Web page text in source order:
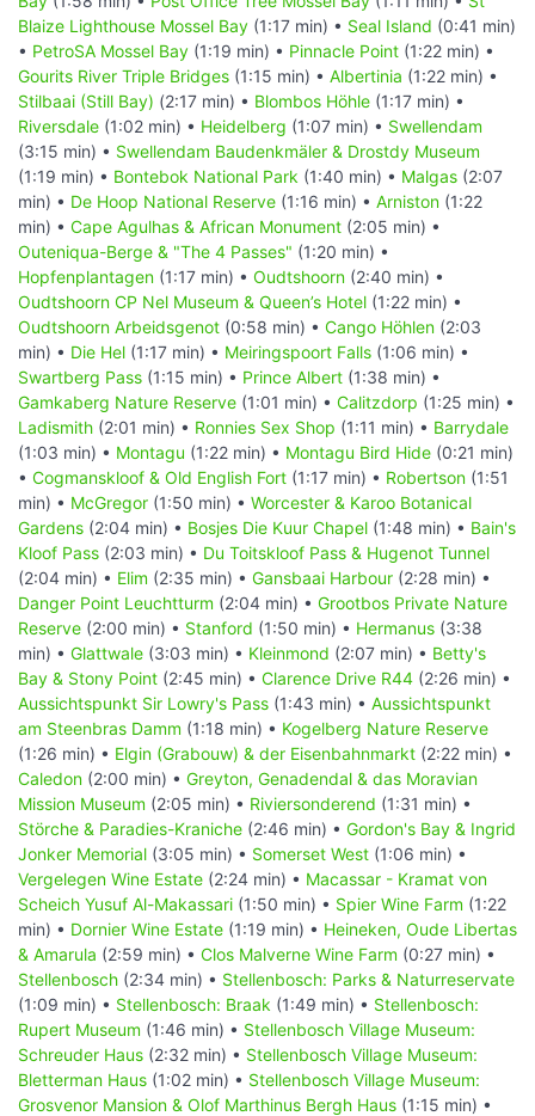
Blaize Lighthouse Mossel Bay (1:17 min) • Seal Island (0:41 min)
• PetroSA Mossel Bay (1:19 min) • Pinnacle Point (1:22 min) •
Gourits River Triple Bridges (1:15 min) • Albertinia (1:22 min) •
Stilbaai (Still Bay) (2:17 min) • Blombos Höhle (1:17 min) •
Riversdale (1:02 min) • Heidelberg (1:07 min) • Swellendam
(3:15 min) • Swellendam Baudenkmäler & Drostdy Museum
(1:19 min) • Bontebok National Park (1:40 min) • Malgas (2:07
min) • De Hoop National Reserve (1:16 min) • Arniston (1:22
min) • Cape Agulhas & African Monument (2:05 min) •
Outeniqua-Berge & "The 4 Passes" (1:20 min) •
Hopfenplantagen (1:17 min) • Oudtshoorn (2:40 min) •
Oudtshoorn CP Nel Museum & Queen’s Hotel (1:22 min) •
Oudtshoorn Arbeidsgenot (0:58 min) • Cango Höhlen (2:03
min) • Die Hel (1:17 min) • Meiringspoort Falls (1:06 min) •
Swartberg Pass (1:15 min) • Prince Albert (1:38 min) •
Gamkaberg Nature Reserve (1:01 min) • Calitzdorp (1:25 min) •
Ladismith (2:01 min) • Ronnies Sex Shop (1:11 min) • Barrydale
(1:03 min) • Montagu (1:22 min) • Montagu Bird Hide (0:21 min)
• Cogmanskloof & Old English Fort (1:17 min) • Robertson (1:51
min) • McGregor (1:50 min) • Worcester & Karoo Botanical
Gardens (2:04 min) • Bosjes Die Kuur Chapel (1:48 min) • Bain's
Kloof Pass (2:03 min) • Du Toitskloof Pass & Hugenot Tunnel
(2:04 min) • Elim (2:35 min) • Gansbaai Harbour (2:28 min) •
Danger Point Leuchtturm (2:04 min) • Grootbos Private Nature
Reserve (2:00 min) • Stanford (1:50 min) • Hermanus (3:38
min) • Glattwale (3:03 min) • Kleinmond (2:07 min) • Betty's
Bay & Stony Point (2:45 min) • Clarence Drive R44 (2:26 min) •
Aussichtspunkt Sir Lowry's Pass (1:43 min) • Aussichtspunkt
am Steenbras Damm (1:18 min) • Kogelberg Nature Reserve
(1:26 min) • Elgin (Grabouw) & der Eisenbahnmarkt (2:22 min) •
Caledon (2:00 min) • Greyton, Genadendal & das Moravian
Mission Museum (2:05 min) • Riviersonderend (1:31 min) •
Störche & Paradies-Kraniche (2:46 min) • Gordon's Bay & Ingrid
Jonker Memorial (3:05 min) • Somerset West (1:06 min) •
Vergelegen Wine Estate (2:24 min) • Macassar - Kramat von
Scheich Yusuf Al-Makassari (1:50 min) • Spier Wine Farm (1:22
min) • Dornier Wine Estate (1:19 min) • Heineken, Oude Libertas
& Amarula (2:59 min) • Clos Malverne Wine Farm (0:27 min) •
Stellenbosch (2:34 min) • Stellenbosch: Parks & Naturreservate
(1:09 min) • Stellenbosch: Braak (1:49 min) • Stellenbosch:
Rupert Museum (1:46 min) • Stellenbosch Village Museum:
Schreuder Haus (2:32 min) • Stellenbosch Village Museum:
Bletterman Haus (1:02 min) • Stellenbosch Village Museum:
Grosvenor Mansion & Olof Marthinus Bergh Haus (1:15 min) •